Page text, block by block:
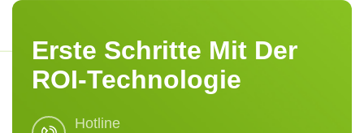
Erste Schritte Mit Der
ROI-Technologie
Hotline